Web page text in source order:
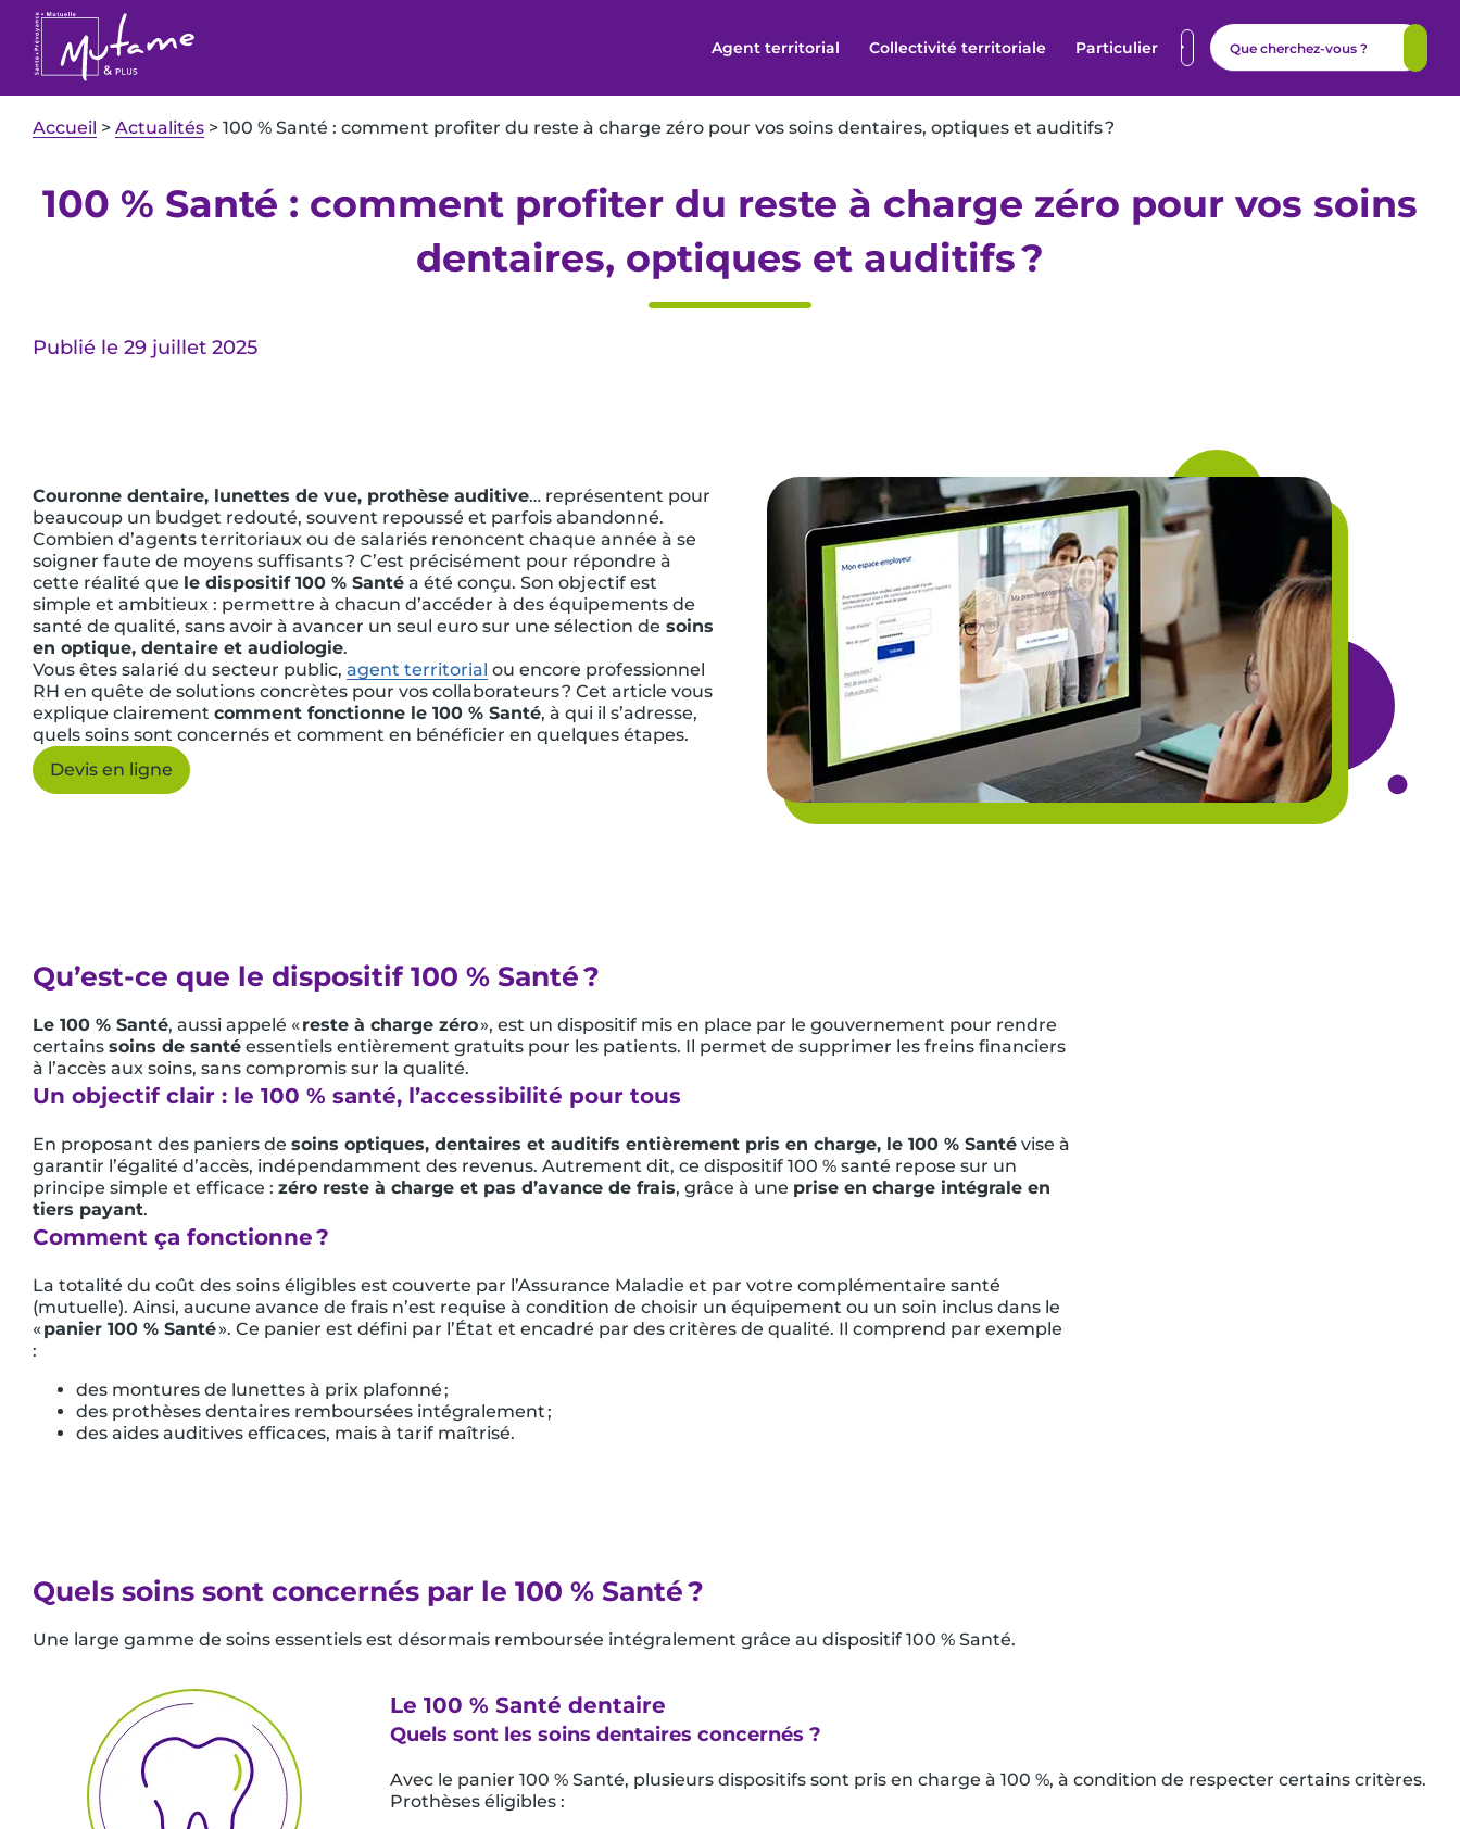
Agent territorial Collectivité territoriale Particulier
Accueil > Actualités > 100 % Santé : comment profiter du reste à charge zéro pour vos soins dentaires, optiques et auditifs ?
100 % Santé : comment profiter du reste à charge zéro pour vos soins
dentaires, optiques et auditifs ?
Publié le 29 juillet 2025
Couronne dentaire, lunettes de vue, prothèse auditive… représentent pour
beaucoup un budget redouté, souvent repoussé et parfois abandonné.
Combien d’agents territoriaux ou de salariés renoncent chaque année à se
soigner faute de moyens suffisants ? C’est précisément pour répondre à
cette réalité que le dispositif 100 % Santé a été conçu. Son objectif est
simple et ambitieux : permettre à chacun d’accéder à des équipements de
santé de qualité, sans avoir à avancer un seul euro sur une sélection de soins
en optique, dentaire et audiologie.
Vous êtes salarié du secteur public, agent territorial ou encore professionnel
RH en quête de solutions concrètes pour vos collaborateurs ? Cet article vous
explique clairement comment fonctionne le 100 % Santé, à qui il s’adresse,
quels soins sont concernés et comment en bénéficier en quelques étapes.
Devis en ligne
Qu’est-ce que le dispositif 100 % Santé ?
Le 100 % Santé, aussi appelé «reste à charge zéro», est un dispositif mis en place par le gouvernement pour rendre
certains soins de santé essentiels entièrement gratuits pour les patients. Il permet de supprimer les freins financiers
à l’accès aux soins, sans compromis sur la qualité.
Un objectif clair : le 100 % santé, l’accessibilité pour tous
En proposant des paniers de soins optiques, dentaires et auditifs entièrement pris en charge, le 100 % Santé vise à
garantir l’égalité d’accès, indépendamment des revenus. Autrement dit, ce dispositif 100 % santé repose sur un
principe simple et efficace : zéro reste à charge et pas d’avance de frais, grâce à une prise en charge intégrale en
tiers payant.
Comment ça fonctionne ?
La totalité du coût des soins éligibles est couverte par l’Assurance Maladie et par votre complémentaire santé
(mutuelle). Ainsi, aucune avance de frais n’est requise à condition de choisir un équipement ou un soin inclus dans le
«panier 100 % Santé». Ce panier est défini par l’État et encadré par des critères de qualité. Il comprend par exemple
:
des montures de lunettes à prix plafonné ;
des prothèses dentaires remboursées intégralement ;
des aides auditives efficaces, mais à tarif maîtrisé.
Quels soins sont concernés par le 100 % Santé ?
Une large gamme de soins essentiels est désormais remboursée intégralement grâce au dispositif 100 % Santé.
Le 100 % Santé dentaire
Quels sont les soins dentaires concernés ?
Avec le panier 100 % Santé, plusieurs dispositifs sont pris en charge à 100 %, à condition de respecter certains critères.
Prothèses éligibles :